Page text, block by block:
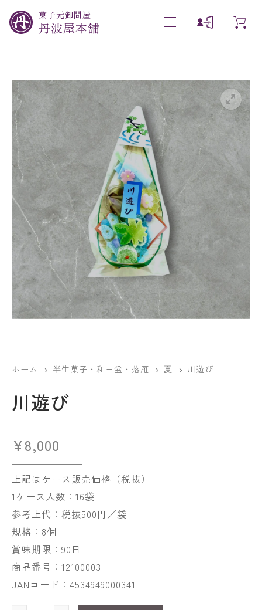
菓子元卸問屋
丹波屋本舗
ホーム 半生菓子・和三盆・落雁 夏 川遊び
川遊び
¥8,000
上記はケース販売価格（税抜）
1ケース入数：16袋
参考上代：税抜500円／袋
規格：8個
賞味期限：90日
商品番号：12100003
JANコード：4534949000341